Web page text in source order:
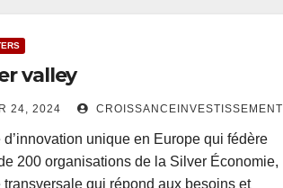
valley
24, 2024 CROISSANCEINVESTISSEMENT
d’innovation unique en Europe qui fédère
200 organisations de la Silver Économie,
transversale qui répond aux besoins et